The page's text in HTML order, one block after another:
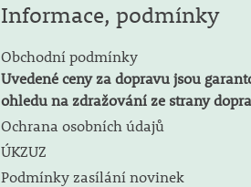
Informace, podmínky
Obchodní podmínky
Uvedené ceny za dopravu jsou
ohledu na zdražování ze strany
Ochrana osobních údajů
ÚKZUZ
Podmínky zasílání novinek